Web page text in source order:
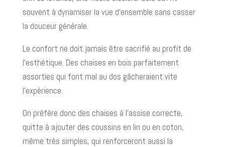
souvent à dynamiser la vue d’ensemble sans casser
la douceur générale.
Le confort ne doit jamais être sacrifié au profit de
l’esthétique. Des chaises en bois parfaitement
assorties qui font mal au dos gâcheraient vite
l’expérience.
On préfère donc des chaises à l’assise correcte,
quitte à ajouter des coussins en lin ou en coton,
même très simples, qui renforceront aussi la